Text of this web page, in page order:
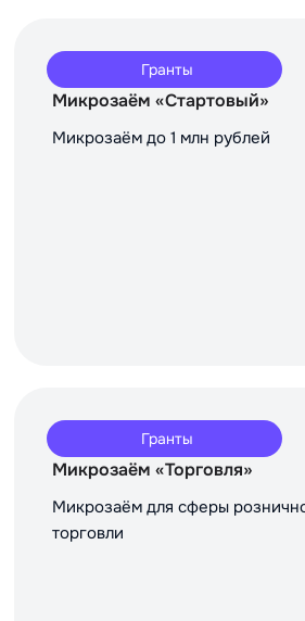
Гранты
Микрозаём «Стартовый»
Микрозаём до 1 млн рублей
Гранты
Микрозаём «Торговля»
Микрозаём для сферы
торговли